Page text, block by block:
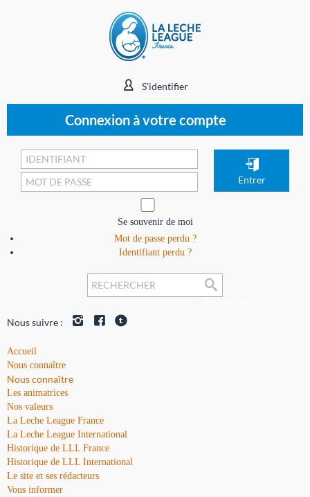
S'identifier
Connexion à votre compte
Se souvenir de moi
Mot de passe perdu ?
Identifiant perdu ?
Nous suivre :
Accueil
Nous connaître
Nous connaître
Les animatrices
Nos valeurs
La Leche League France
La Leche League International
Historique de LLL France
Historique de LLL International
Le site et ses rédacteurs
Vous informer